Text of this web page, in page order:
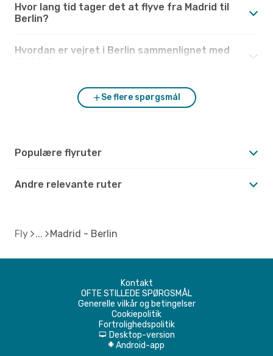
Hvor lang tid tager det at flyve fra Madrid til
Berlin?
Hvordan er vejret i Berlin sammenlignet med
Se flere spørgsmål
Populære flyruter
Andre relevante ruter
Fly Madrid - Berlin
Kontakt
OFTE STILLEDE SPØRGSMÅL
Generelle vilkår og betingelser
Cookiepolitik
Fortrolighedspolitik
d Desktop-version
A Android-app